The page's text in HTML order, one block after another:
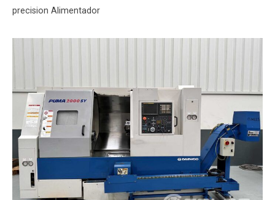
precision Alimentador